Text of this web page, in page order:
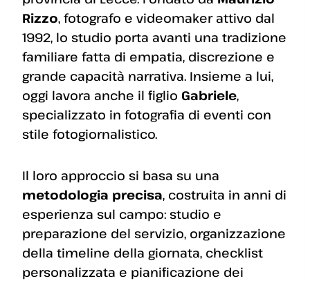
Rizzo, fotografo e videomaker attivo dal
1992, lo studio porta avanti una tradizione
familiare fatta di empatia, discrezione e
grande capacità narrativa. Insieme a lui,
oggi lavora anche il figlio Gabriele,
specializzato in fotografia di eventi con
stile fotogiornalistico.
Il loro approccio si basa su una
metodologia precisa, costruita in anni di
esperienza sul campo: studio e
preparazione del servizio, organizzazione
della timeline della giornata, checklist
personalizzata e pianificazione dei